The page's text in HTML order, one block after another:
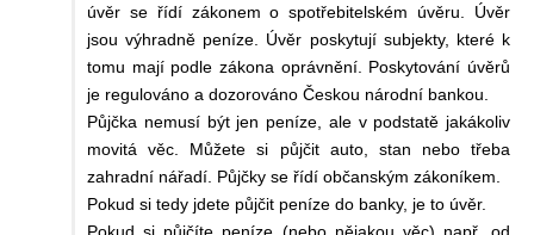
úvěr se řídí zákonem o spotřebitelském úvěru. Úvěr
jsou výhradně peníze. Úvěr poskytují subjekty, které k
tomu mají podle zákona oprávnění. Poskytování úvěrů
je regulováno a dozorováno Českou národní bankou.
Půjčka nemusí být jen peníze, ale v podstatě jakákoliv
movitá věc. Můžete si půjčit auto, stan nebo třeba
zahradní nářadí. Půjčky se řídí občanským zákoníkem.
Pokud si tedy jdete půjčit peníze do banky, je to úvěr.